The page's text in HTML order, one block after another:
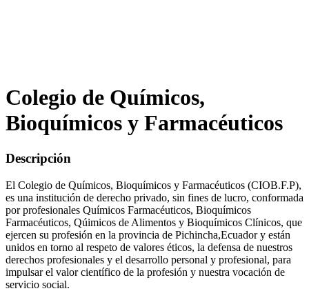
Colegio de Químicos,
Bioquímicos y Farmacéuticos
Descripción
El Colegio de Químicos, Bioquímicos y Farmacéuticos (CIOB.F.P),
es una institución de derecho privado, sin fines de lucro, conformada
por profesionales Químicos Farmacéuticos, Bioquímicos
Farmacéuticos, Qúimicos de Alimentos y Bioquímicos Clínicos, que
ejercen su profesión en la provincia de Pichincha,Ecuador y están
unidos en torno al respeto de valores éticos, la defensa de nuestros
derechos profesionales y el desarrollo personal y profesional, para
impulsar el valor científico de la profesión y nuestra vocación de
servicio social.